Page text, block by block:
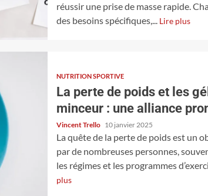
réussir une prise de masse rapide.
des besoins spécifiques,... Lire plus
NUTRITION SPORTIVE
La perte de poids et les
minceur : une alliance
Vincent Trello 10 janvier 2025
La quête de la perte de poids est un
par de nombreuses personnes,
les régimes et les programmes
plus